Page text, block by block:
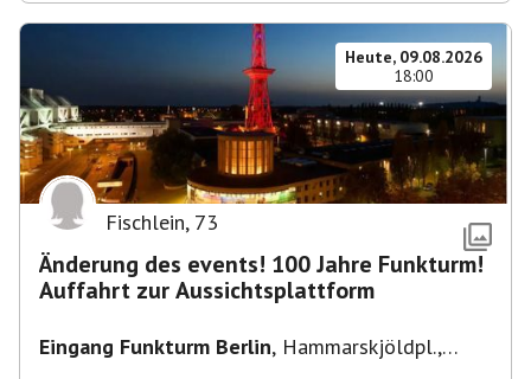
Heute, 09.08.2026
18:00
Fischlein, 73
Änderung des events! 100 Jahre Funkturm!
Auffahrt zur Aussichtsplattform
Eingang Funkturm Berlin, Hammarskjöldpl.,